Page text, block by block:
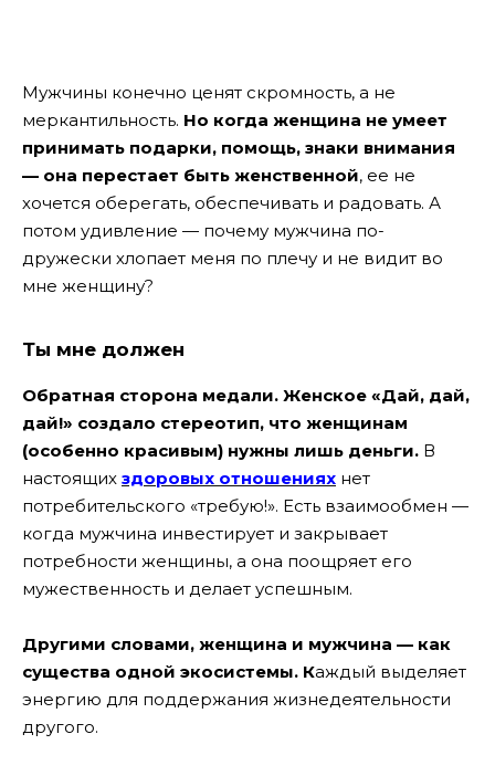
Мужчины конечно ценят скромность, а не
меркантильность. Но когда женщина не умеет
принимать подарки, помощь, знаки внимания
— она перестает быть женственной, ее не
хочется оберегать, обеспечивать и радовать. А
потом удивление — почему мужчина по-
дружески хлопает меня по плечу и не видит во
мне женщину?
Ты мне должен
Обратная сторона медали. Женское «Дай, дай,
дай!» создало стереотип, что женщинам
(особенно красивым) нужны лишь деньги. В
настоящих здоровых отношениях нет
потребительского «требую!». Есть взаимообмен —
когда мужчина инвестирует и закрывает
потребности женщины, а она поощряет его
мужественность и делает успешным.
Другими словами, женщина и мужчина — как
существа одной экосистемы. Каждый выделяет
энергию для поддержания жизнедеятельности
другого.